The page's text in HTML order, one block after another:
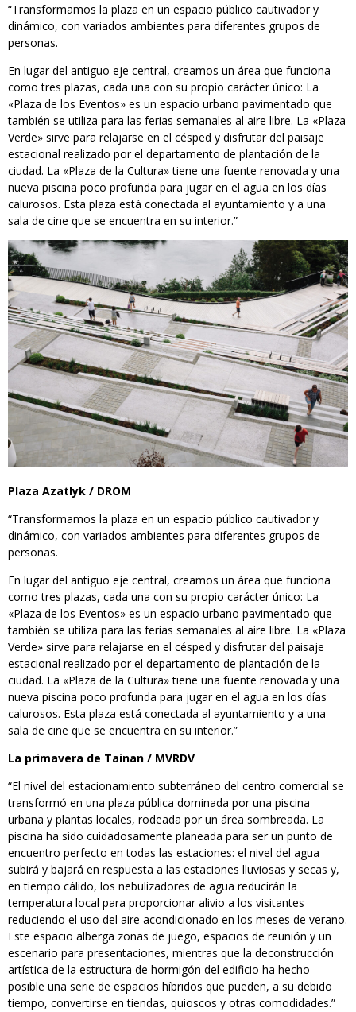
“Transformamos la plaza en un espacio público cautivador y
dinámico, con variados ambientes para diferentes grupos de
personas.
En lugar del antiguo eje central, creamos un área que funciona
como tres plazas, cada una con su propio carácter único: La
«Plaza de los Eventos» es un espacio urbano pavimentado que
también se utiliza para las ferias semanales al aire libre. La «Plaza
Verde» sirve para relajarse en el césped y disfrutar del paisaje
estacional realizado por el departamento de plantación de la
ciudad. La «Plaza de la Cultura» tiene una fuente renovada y una
nueva piscina poco profunda para jugar en el agua en los días
calurosos. Esta plaza está conectada al ayuntamiento y a una
sala de cine que se encuentra en su interior.”
Plaza Azatlyk / DROM
“Transformamos la plaza en un espacio público cautivador y
dinámico, con variados ambientes para diferentes grupos de
personas.
En lugar del antiguo eje central, creamos un área que funciona
como tres plazas, cada una con su propio carácter único: La
«Plaza de los Eventos» es un espacio urbano pavimentado que
también se utiliza para las ferias semanales al aire libre. La «Plaza
Verde» sirve para relajarse en el césped y disfrutar del paisaje
estacional realizado por el departamento de plantación de la
ciudad. La «Plaza de la Cultura» tiene una fuente renovada y una
nueva piscina poco profunda para jugar en el agua en los días
calurosos. Esta plaza está conectada al ayuntamiento y a una
sala de cine que se encuentra en su interior.”
La primavera de Tainan / MVRDV
“El nivel del estacionamiento subterráneo del centro comercial se
transformó en una plaza pública dominada por una piscina
urbana y plantas locales, rodeada por un área sombreada. La
piscina ha sido cuidadosamente planeada para ser un punto de
encuentro perfecto en todas las estaciones: el nivel del agua
subirá y bajará en respuesta a las estaciones lluviosas y secas y,
en tiempo cálido, los nebulizadores de agua reducirán la
temperatura local para proporcionar alivio a los visitantes
reduciendo el uso del aire acondicionado en los meses de verano.
Este espacio alberga zonas de juego, espacios de reunión y un
escenario para presentaciones, mientras que la deconstrucción
artística de la estructura de hormigón del edificio ha hecho
posible una serie de espacios híbridos que pueden, a su debido
tiempo, convertirse en tiendas, quioscos y otras comodidades.”